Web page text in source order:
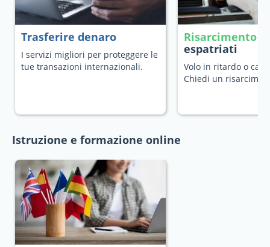
Trasferire denaro
I servizi migliori per proteggere le
tue transazioni internazionali.
Risarcimento
espatriati
Volo in ritardo o
Chiedi un
Istruzione e formazione online